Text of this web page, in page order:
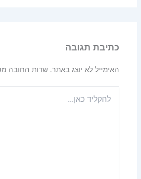
כתיבת תגובה
האימייל לא יוצג באתר. שדות החובה
כאן...